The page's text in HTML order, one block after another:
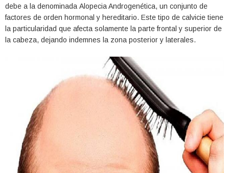
debe a la denominadaAlopecia Androgenética, un conjunto de
factores de orden hormonal y hereditario. Este tipo de calvicie tiene
la particularidad que afecta solamente la parte frontal y superior de
la cabeza, dejando indemnes la zona posterior y laterales.